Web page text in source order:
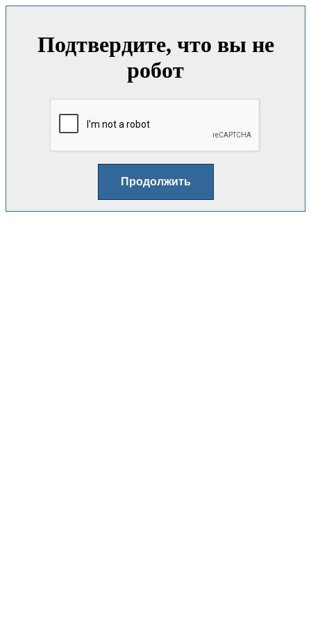
Подтвердите, что вы не
робот
Продолжить